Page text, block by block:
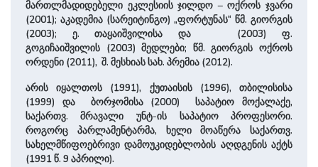
მართლმადიდებელი ეკლესიის ჯილდო – ოქროს ჯვარი
(2001); აკადემია (სარეიტინგო) „ფორტუნას“ წმ. გიორგის
(2003); ე. თაყაიშვილისა და (2003) ფ.
გოგიჩაიშვილის (2003) მედლები; წმ. გიორგის ოქროს
ორდენი (2011), შ. მესხიას სახ. პრემია (2012).
არის იყალთოს (1991), ქუთაისის (1996), თბილისისა
(1999) და ბორჯომისა (2000) საპატიო მოქალაქე,
საქართვ. მრავალი უნტ-ის საპატიო პროფესორი.
როგორც პარლამენტარმა, ხელი მოაწერა საქართვ.
სახელმწიფოებრივი დამოუკიდებლობის აღდგენის აქტს
(1991 წ. 9 აპრილი).